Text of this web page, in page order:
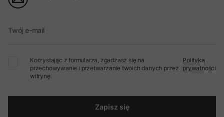
Twój e-mail
Korzystając z formularza, zgadzasz się na
przechowywanie i przetwarzanie twoich danych przez
witrynę.
Polityka
prywatności
Zapisz się